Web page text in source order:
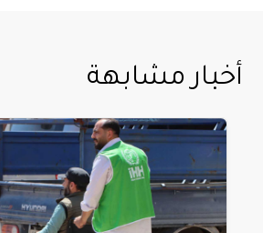
أخبار مشابهة